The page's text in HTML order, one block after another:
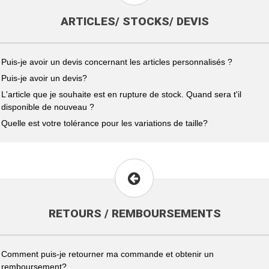
ARTICLES/ STOCKS/ DEVIS
Puis-je avoir un devis concernant les articles personnalisés ?
Puis-je avoir un devis?
L'article que je souhaite est en rupture de stock. Quand sera t'il
disponible de nouveau ?
Quelle est votre tolérance pour les variations de taille?
RETOURS / REMBOURSEMENTS
Comment puis-je retourner ma commande et obtenir un
remboursement?